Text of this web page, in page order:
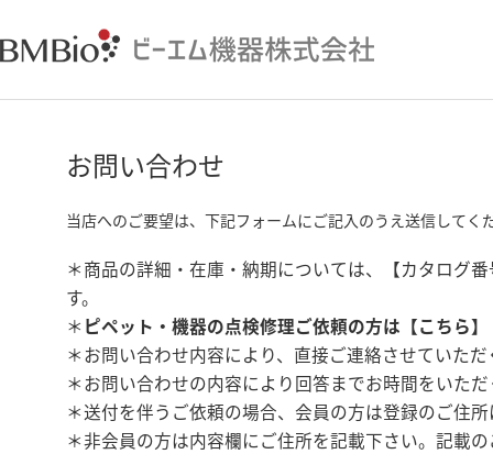
お問い合わせ
当店へのご要望は、下記フォームにご記入のうえ送信してく
＊商品の詳細・在庫・納期については、【カタログ
す。
＊ ピペット・機器の点検修理ご依頼の方は【こちら】
＊お問い合わせ内容により、直接ご連絡させていた
＊お問い合わせの内容により回答までお時間をいた
＊送付を伴うご依頼の場合、会員の方は登録のご住
＊非会員の方は内容欄にご住所を記載下さい。記載